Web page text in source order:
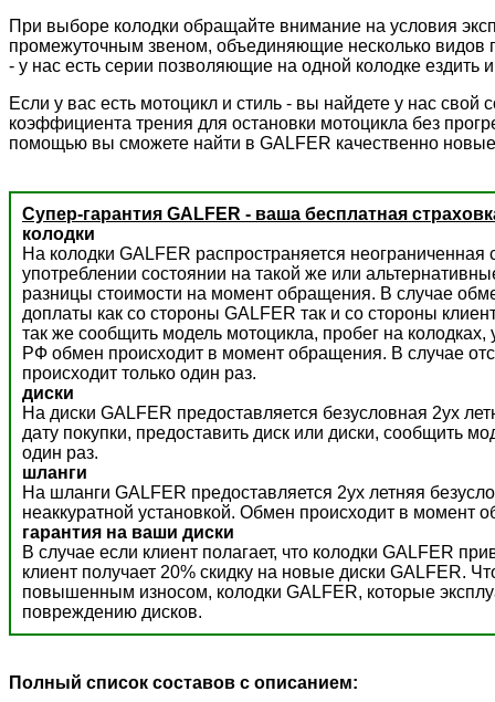
При выборе колодки обращайте внимание на условия
промежуточным звеном, объединяющие несколько видов
- у нас есть серии позволяющие на одной колодке ездить
Если у вас есть мотоцикл и стиль - вы найдете у нас
коэффициента трения для остановки мотоцикла без
помощью вы сможете найти в GALFER качественно
Супер-гарантия GALFER - ваша бесплатная
колодки
На колодки GALFER распространяется
употреблении состоянии на такой же или
разницы стоимости на момент обращения. В случае
доплаты как со стороны GALFER так и со стороны
так же сообщить модель мотоцикла, пробег на
РФ обмен происходит в момент обращения. В случае
происходит только один раз.
диски
На диски GALFER предоставляется безусловная 2ух
дату покупки, предоставить диск или диски, сообщить
один раз.
шланги
На шланги GALFER предоставляется 2ух летняя
неаккуратной установкой. Обмен происходит в момент
гарантия на ваши диски
В случае если клиент полагает, что колодки GALFER
клиент получает 20% скидку на новые диски GALFER.
повышенным износом, колодки GALFER, которые
повреждению дисков.
Полный список составов с описанием: